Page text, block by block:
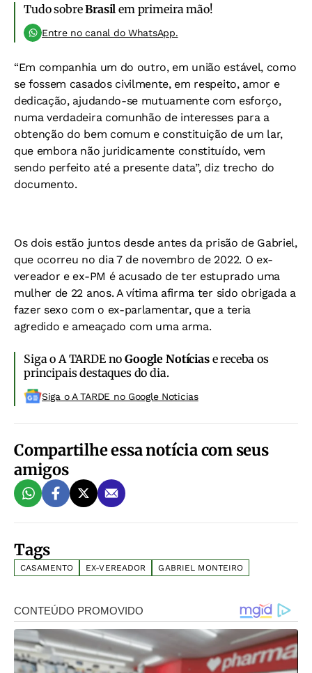
Tudo sobreBrasil em primeira mão!
Entre no canal do WhatsApp.
“Em companhia um do outro, em união estável, como
se fossem casados civilmente, em respeito, amor e
dedicação, ajudando-se mutuamente com esforço,
numa verdadeira comunhão de interesses para a
obtenção do bem comum e constituição de um lar,
que embora não juridicamente constituído, vem
sendo perfeito até a presente data”, diz trecho do
documento.
Os dois estão juntos desde antes da prisão de Gabriel,
que ocorreu no dia 7 de novembro de 2022. O ex-
vereador e ex-PM é acusado de ter estuprado uma
mulher de 22 anos. A vítima afirma ter sido obrigada a
fazer sexo com o ex-parlamentar, que a teria
agredido e ameaçado com uma arma.
Siga o A TARDE noGoogle Notíciase receba os
principais destaques do dia.
Siga o A TARDE no Google Noticias
Compartilhe essa notícia com seus
amigos
Tags
CASAMENTO EX-VEREADOR GABRIEL MONTEIRO